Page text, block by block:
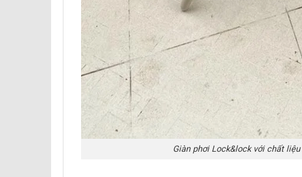
Giàn phơi Lock&lock với chất